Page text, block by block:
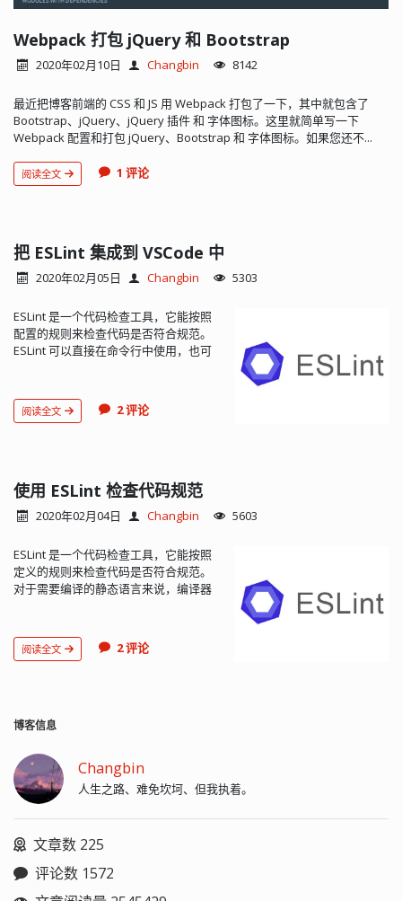
Webpack 打包 jQuery 和 Bootstrap
2020年02月10日 Changbin 8142
最近把博客前端的 CSS 和 JS 用 Webpack 打包了一下，其中就包含了
Bootstrap、jQuery、jQuery 插件 和 字体图标。这里就简单写一下
Webpack 配置和打包 jQuery、Bootstrap 和 字体图标。如果您还不...
阅读全文 1 评论
把 ESLint 集成到 VSCode 中
2020年02月05日 Changbin 5303
ESLint 是一个代码检查工具，它能按照
配置的规则来检查代码是否符合规范。
ESLint 可以直接在命令行中使用，也可
令，在编码的过程中 ESLint 就可以自动
检查代码，对于不符...
阅读全文 2 评论
使用 ESLint 检查代码规范
2020年02月04日 Changbin 5603
ESLint 是一个代码检查工具，它能按照
定义的规则来检查代码是否符合规范。
对于需要编译的静态语言来说，编译器
能在运行的时候调试，而且一些运行在
浏览器之外的 JS 也 不太方便调试。ES...
阅读全文 2 评论
博客信息
Changbin
人生之路、难免坎坷、但我执着。
文章数 225
评论数 1572